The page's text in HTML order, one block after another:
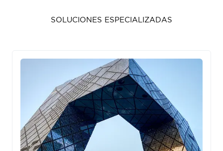
SOLUCIONES ESPECIALIZADAS